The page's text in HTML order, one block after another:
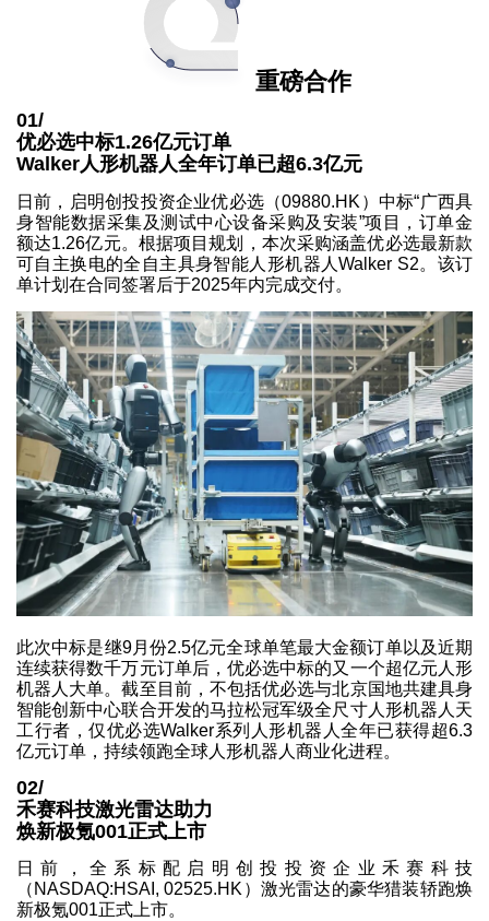
重磅合作
01/
优必选中标1.26亿元订单
Walker人形机器人全年订单已超6.3亿元
日前，启明创投投资企业优必选（09880.HK）中标“广西具
身智能数据采集及测试中心设备采购及安装”项目，订单金
额达1.26亿元。根据项目规划，本次采购涵盖优必选最新款
可自主换电的全自主具身智能人形机器人Walker S2。该订
单计划在合同签署后于2025年内完成交付。
此次中标是继9月份2.5亿元全球单笔最大金额订单以及近期
连续获得数千万元订单后，优必选中标的又一个超亿元人形
机器人大单。截至目前，不包括优必选与北京国地共建具身
智能创新中心联合开发的马拉松冠军级全尺寸人形机器人天
工行者，仅优必选Walker系列人形机器人全年已获得超6.3
亿元订单，持续领跑全球人形机器人商业化进程。
02/
禾赛科技激光雷达助力
焕新极氪001正式上市
日前，全系标配启明创投投资企业禾赛科技
（NASDAQ:HSAI, 02525.HK）激光雷达的豪华猎装轿跑焕
新极氪001正式上市。